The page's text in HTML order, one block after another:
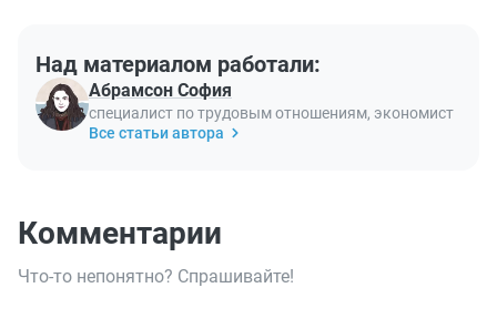
Над материалом работали:
Абрамсон София
специалист по трудовым отношениям, экономист
Все статьи автора
Комментарии
Что-то непонятно? Спрашивайте!